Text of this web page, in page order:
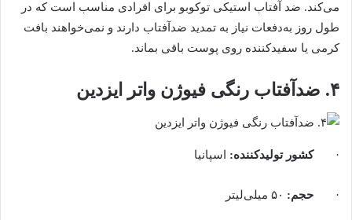
می‌کند. ضد آفتاب استیکی توکوبو برای افرادی مناسب است که در
طول روز به‌دفعات نیاز به تمدید ضدآفتاب دارند و نمی‌خواهند بافت
کرمی یا سفیدکننده روی پوست باقی بماند.
۴. ضدآفتاب رنگی فیوژن واتر ایزدین
·کشور تولیدکننده: اسپانیا
· حجم: